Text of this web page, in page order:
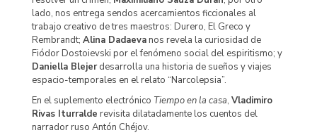
lado, nos entrega sendos acercamientos ficcionales al
trabajo creativo de tres maestros: Durero, El Greco y
Rembrandt; Alina Dadaevanos revela la curiosidad de
Fiódor Dostoievski por el fenómeno social del espiritismo; y
Daniella Blejerdesarrolla una historia de sueños y viajes
espacio-temporales en el relato “Narcolepsia”.
En el suplemento electrónico Tiempo en la casa, Vladimiro
Rivas Iturralde revisita dilatadamente los cuentos del
narrador ruso Antón Chéjov.